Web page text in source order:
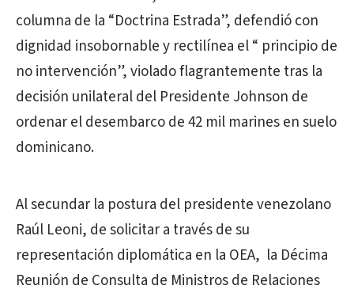
columna de la “Doctrina Estrada”, defendió con
dignidad insobornable y rectilínea el “ principio de
no intervención”, violado flagrantemente tras la
decisión unilateral del Presidente Johnson de
ordenar el desembarco de 42 mil marines en suelo
dominicano.
Al secundar la postura del presidente venezolano
Raúl Leoni, de solicitar a través de su
representación diplomática en la OEA, la Décima
Reunión de Consulta de Ministros de Relaciones